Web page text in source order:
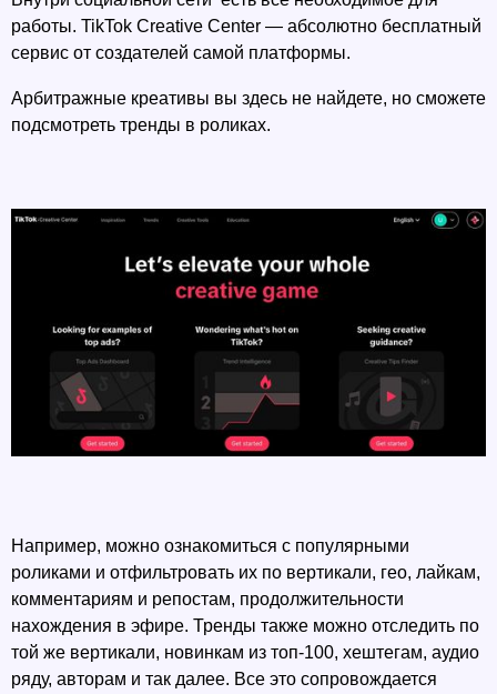
работы. TikTok Creative Center — абсолютно бесплатный
сервис от создателей самой платформы.
Арбитражные креативы вы здесь не найдете, но сможете
подсмотреть тренды в роликах.
Например, можно ознакомиться с популярными
роликами и отфильтровать их по вертикали, гео, лайкам,
комментариям и репостам, продолжительности
нахождения в эфире. Тренды также можно отследить по
той же вертикали, новинкам из топ-100, хештегам, аудио
ряду, авторам и так далее. Все это сопровождается